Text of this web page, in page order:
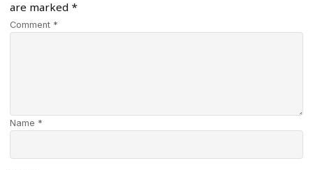
are marked *
Comment *
Name *